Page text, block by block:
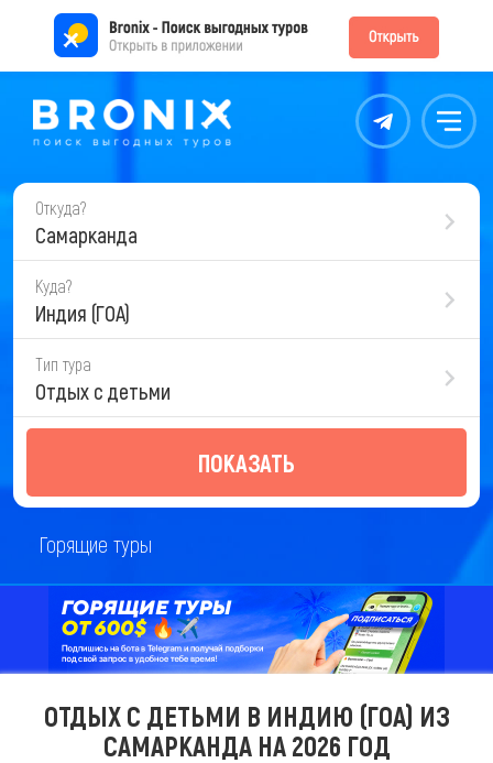
Контакты Меню
Откуда?
Самарканда
Куда?
Индия (ГОА)
Тип тура
Отдых с детьми
ПОКАЗАТЬ
Горящие туры
ОТДЫХ С ДЕТЬМИ В ИНДИЮ (ГОА) ИЗ
САМАРКАНДА НА 2026 ГОД